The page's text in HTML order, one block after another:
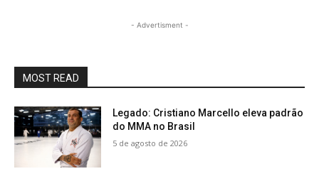
- Advertisment -
MOST READ
Legado: Cristiano Marcello eleva padrão
do MMA no Brasil
5 de agosto de 2026